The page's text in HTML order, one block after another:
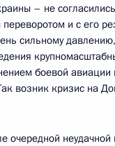
– не согласились
и с его
сильному
боевой авиации
возник кризис на
очередной неудачной